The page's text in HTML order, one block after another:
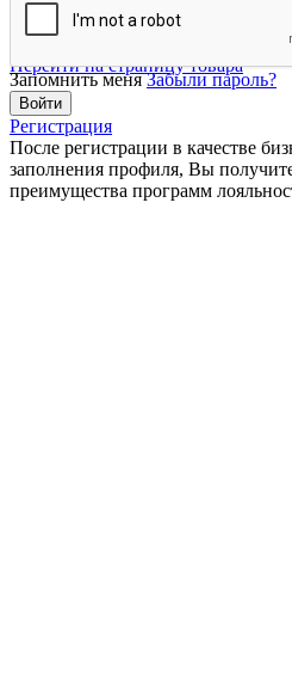
Характеристики
Перейти на страницу товара
Запомнить меня Забыли пароль?
Регистрация
После регистрации в качестве
заполнения профиля, Вы
преимущества программ